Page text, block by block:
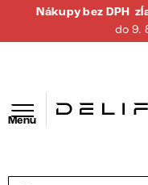
Nákupy bez DPH
do 9.
Menu